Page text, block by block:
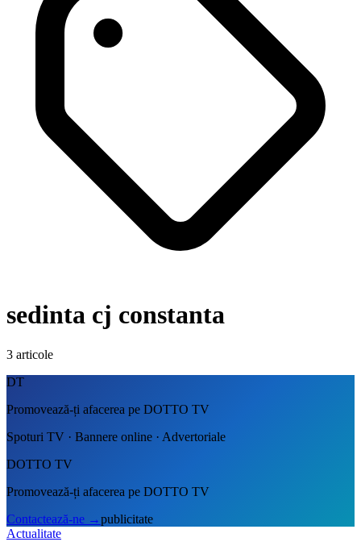
sedinta cj constanta
3 articole
DT
Promovează-ți afacerea pe DOTTO TV
Spoturi TV · Bannere online · Advertoriale
DOTTO TV
Promovează-ți afacerea pe DOTTO TV
Contactează-ne →publicitate
Actualitate